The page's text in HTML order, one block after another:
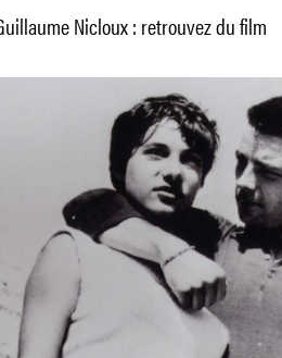
Nicloux : retrouvez du film